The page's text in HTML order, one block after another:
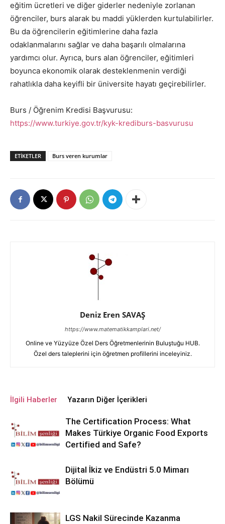
eğitim ücretleri ve diğer giderler nedeniyle zorlanan
öğrenciler, burs alarak bu maddi yüklerden kurtulabilirler.
Bu da öğrencilerin eğitimlerine daha fazla
odaklanmalarını sağlar ve daha başarılı olmalarına
yardımcı olur. Ayrıca, burs alan öğrenciler, eğitimleri
boyunca ekonomik olarak desteklenmenin verdiği
rahatlıkla daha keyifli bir üniversite hayatı geçirebilirler.
Burs / Öğrenim Kredisi Başvurusu:
https://www.turkiye.gov.tr/kyk-krediburs-basvurusu
ETIKETLER Burs veren kurumlar
Deniz Eren SAVAŞ
https://www.matematikkamplari.net/
Online ve Yüzyüze Özel Ders Öğretmenlerinin Buluştuğu HUB.
Özel ders taleplerini için öğretmen profillerini inceleyiniz.
İlgili Haberler Yazarın Diğer İçerikleri
The Certification Process: What
Makes Türkiye Organic Food Exports
Certified and Safe?
Dijital İkiz ve Endüstri 5.0 Mimarı
Bölümü
LGS Nakil Sürecinde Kazanma